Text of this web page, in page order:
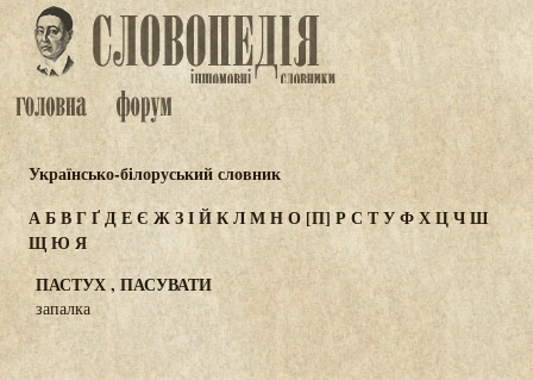
Українсько-білоруський словник
АБВГҐДЕЄ ЖЗІЙКЛМНО[П] Р С ТУФХЦЧШ
ЩЮ Я
ПАСТУХ , ПАСУВАТИ
запалка